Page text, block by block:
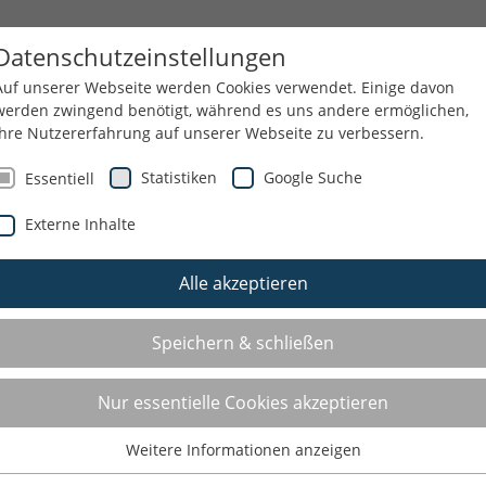
THEMEN SERVICE
UND SCHULE SCHUB
Schule und Bewegung
Bewegung, Spiel und Sport sind unverzichtbare
Bestandteile ganzheitlicher Bildungsförderung.
unserer Webseite werden Cookies verwendet. Einige davon
zwingend benötigt, während es uns andere ermöglichen,
Nutzererfahrung auf unserer Webseite zu verbessern.
Essentiell Statistiken Google Suche
Externe Inhalte
Alle akzeptieren
Speichern & schließen
Nur essentielle Cookies akzeptieren
Weitere Informationen anzeigen